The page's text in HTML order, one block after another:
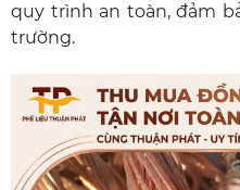
quy trình an toàn, đảm
trường.